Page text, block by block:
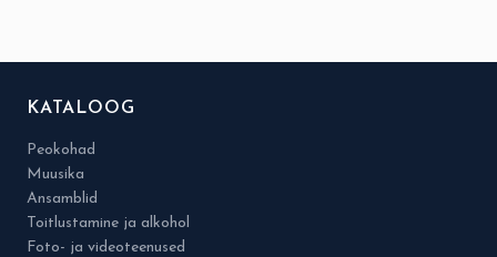
KATALOOG
Peokohad
Muusika
Ansamblid
Toitlustamine ja alkohol
Foto- ja videoteenused